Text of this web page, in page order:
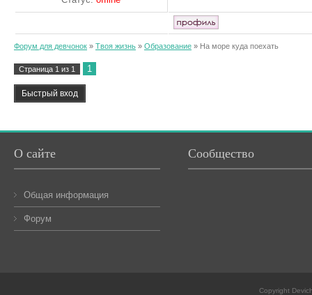
Форум для девчонок » Твоя жизнь » Образование » На море куда поехать
Страница 1 из 1 1
О сайте
Общая информация
Форум
Сообщество
Copyright